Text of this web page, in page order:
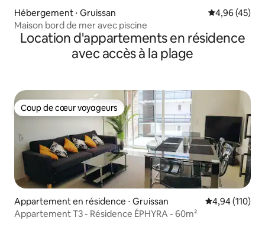
Hébergement ⋅ Gruissan Évaluation
4,96 (45)
Maison bord de mer avec piscine
Location d'appartements en résidence
avec accès à la plage
Coup de cœur voyageurs
Coup de cœur voyageurs
Appartement en résidence ⋅ Gruissan Évaluation
4,94 (110)
Appartement T3 - Résidence ÉPHYRA - 60m²